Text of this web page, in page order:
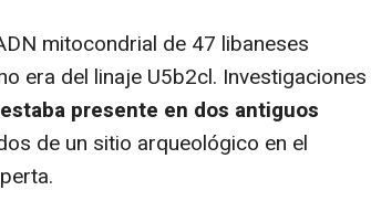
mitocondrial de 47 libaneses
era del linaje U5b2cl. Investigaciones
estaba presente en dos antiguos
de un sitio arqueológico en el